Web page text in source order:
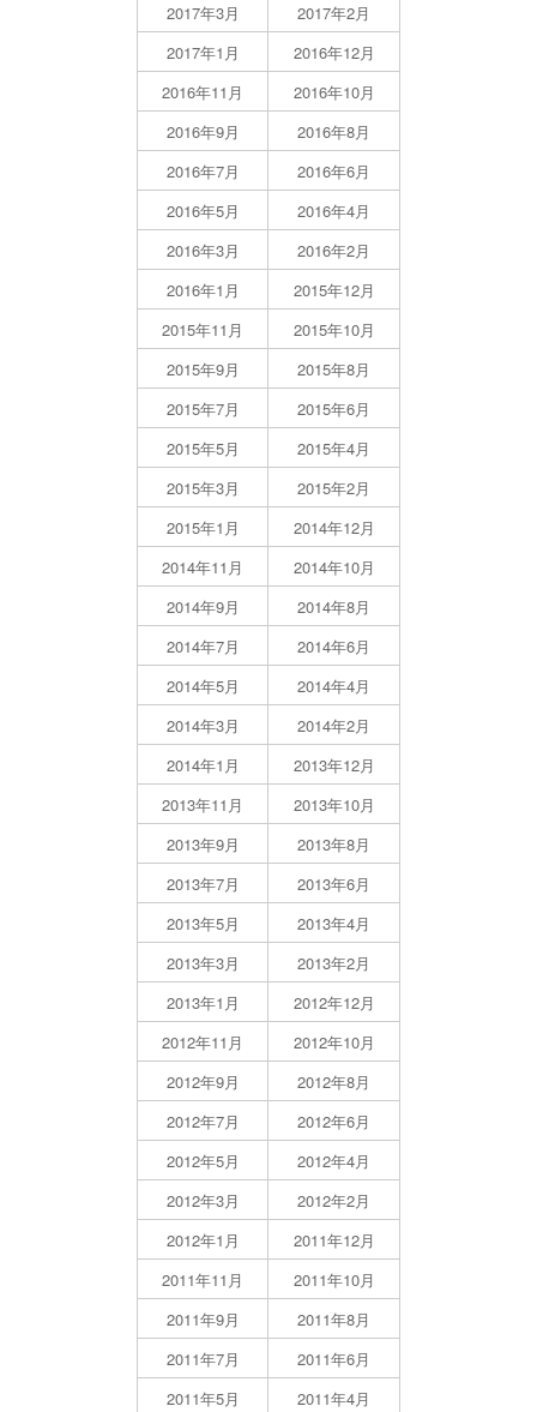
2017年3月
2017年2月
2017年1月
2016年12月
2016年11月
2016年10月
2016年9月
2016年8月
2016年7月
2016年6月
2016年5月
2016年4月
2016年3月
2016年2月
2016年1月
2015年12月
2015年11月
2015年10月
2015年9月
2015年8月
2015年7月
2015年6月
2015年5月
2015年4月
2015年3月
2015年2月
2015年1月
2014年12月
2014年11月
2014年10月
2014年9月
2014年8月
2014年7月
2014年6月
2014年5月
2014年4月
2014年3月
2014年2月
2014年1月
2013年12月
2013年11月
2013年10月
2013年9月
2013年8月
2013年7月
2013年6月
2013年5月
2013年4月
2013年3月
2013年2月
2013年1月
2012年12月
2012年11月
2012年10月
2012年9月
2012年8月
2012年7月
2012年6月
2012年5月
2012年4月
2012年3月
2012年2月
2012年1月
2011年12月
2011年11月
2011年10月
2011年9月
2011年8月
2011年7月
2011年6月
2011年5月
2011年4月